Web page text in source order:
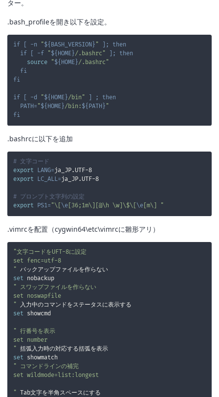
ター。
.bash_profileを開き以下を設定。
if [ -n "${ BASH_VERSION } " ] ;
then
if
[ -f "${ HOME }/.bashrc" ] ;
then
source "${ HOME }/.bashrc"
fi
fi
if [ -d "${ HOME }/bin" ] ;
then
PATH= "${ HOME }/bin: ${ PATH } "
fi
.bashrcに以下を追加
# 文字コード
export LANG=
export LC_ALL=
# プロンプト文字列の設定
export PS1= "\[\e [36;1m\][@\h \w]\$\[\e [m\] "
.vimrcを配置（cygwin64\etc\vimrcに雛形アリ）
"
set
"
set
"
set
"